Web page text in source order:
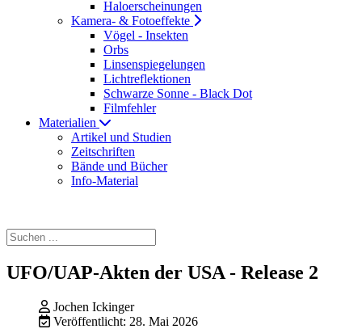
Haloerscheinungen
Kamera- & Fotoeffekte
Vögel - Insekten
Orbs
Linsenspiegelungen
Lichtreflektionen
Schwarze Sonne - Black Dot
Filmfehler
Materialien
Artikel und Studien
Zeitschriften
Bände und Bücher
Info-Material
UFO/UAP-Akten der USA - Release 2
Jochen Ickinger
Veröffentlicht: 28. Mai 2026